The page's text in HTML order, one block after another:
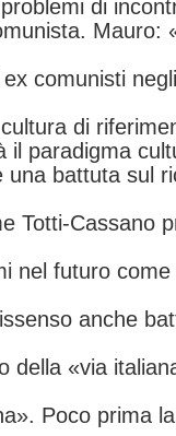
di
Mauro:
ex comunisti
di
il paradigma
battuta sul
Totti-Cassano
nel futuro
anche
della «via
Poco prima